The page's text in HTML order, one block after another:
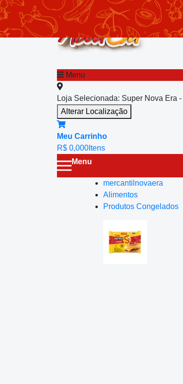
Menu
Loja Selecionada: Super Nova Era
Alterar Localização
Meu Carrinho
R$ 0,000 Itens
Menu
mercantilnovaera
Alimentos
Produtos Congelados